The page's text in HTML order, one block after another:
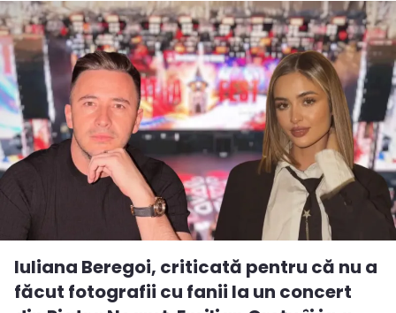
Iuliana Beregoi, criticată pentru că nu a
făcut fotografii cu fanii la un concert